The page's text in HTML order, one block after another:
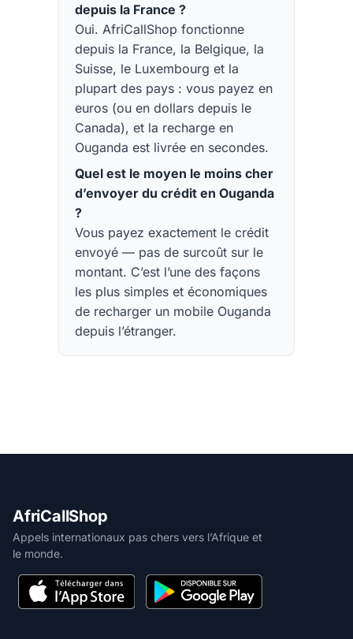
depuis la France ?
Oui. AfriCallShop fonctionne
depuis la France, la Belgique, la
Suisse, le Luxembourg et la
plupart des pays : vous payez en
euros (ou en dollars depuis le
Canada), et la recharge en
Ouganda est livrée en secondes.
Quel est le moyen le moins cher
d’envoyer du crédit en Ouganda
?
Vous payez exactement le crédit
envoyé — pas de surcoût sur le
montant. C’est l’une des façons
les plus simples et économiques
de recharger un mobile Ouganda
depuis l’étranger.
AfriCallShop
Appels internationaux pas chers vers l’Afrique et
le monde.